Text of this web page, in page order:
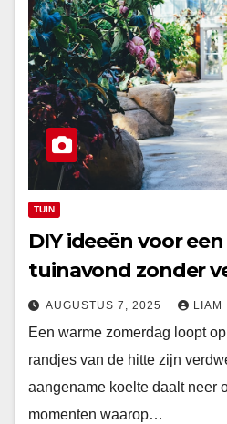
TUIN
DIY ideeën voor
tuinavond zonder
AUGUSTUS 7, 2025 LIAM
Een warme zomerdag loopt
randjes van de hitte zijn
aangename koelte daalt neer
momenten waarop…